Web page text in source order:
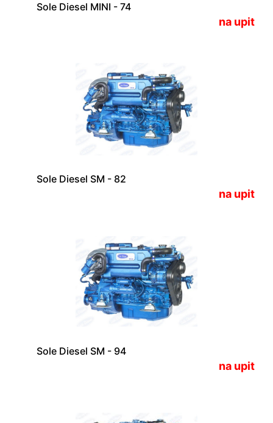
Sole Diesel MINI - 74
na upit
Sole Diesel SM - 82
na upit
Sole Diesel SM - 94
na upit